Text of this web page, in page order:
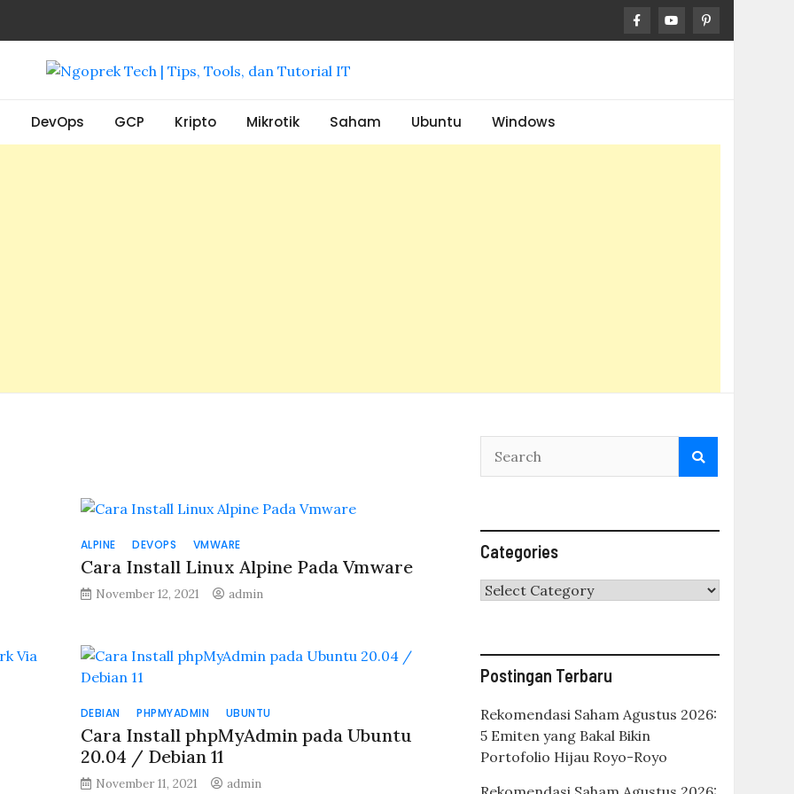
Tools, dan Tutorial IT
DevOps GCP Kripto Mikrotik Saham Ubuntu Windows
ALPINE DEVOPS VMWARE
Cara Install Linux Alpine Pada Vmware
November 12, 2021 admin
DEBIAN PHPMYADMIN UBUNTU
Cara Install phpMyAdmin pada Ubuntu
20.04 / Debian 11
November 11, 2021 admin
Categories
Categories
Postingan Terbaru
Rekomendasi Saham Agustus 2026:
5 Emiten yang Bakal Bikin
Portofolio Hijau Royo-Royo